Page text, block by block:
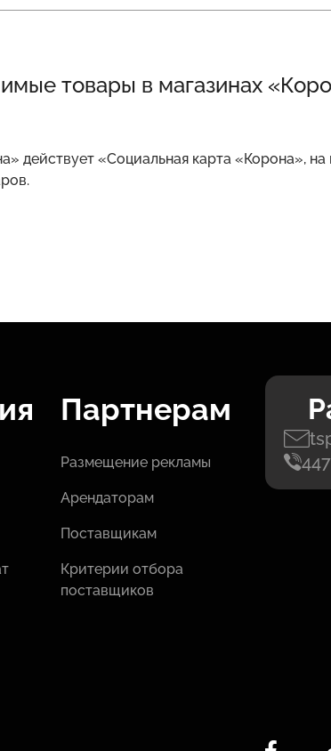
товары в магазинах
действует «Социальная карта «Корона»,
Партнерам
Размещение рекламы
Арендаторам
Поставщикам
Критерии отбора
поставщиков